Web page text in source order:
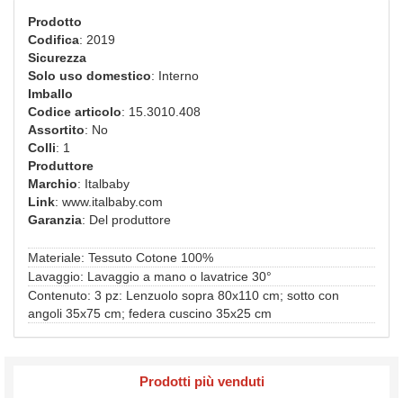
Prodotto
Codifica: 2019
Sicurezza
Solo uso domestico: Interno
Imballo
Codice articolo: 15.3010.408
Assortito: No
Colli: 1
Produttore
Marchio: Italbaby
Link: www.italbaby.com
Garanzia: Del produttore
Materiale: Tessuto Cotone 100%
Lavaggio: Lavaggio a mano o lavatrice 30°
Contenuto: 3 pz: Lenzuolo sopra 80x110 cm; sotto con
angoli 35x75 cm; federa cuscino 35x25 cm
Prodotti più venduti